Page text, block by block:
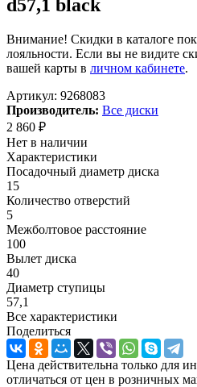
d57,1 black
Внимание! Скидки в каталоге
лояльности. Если вы не видите
вашей карты в личном кабинете.
Артикул: 9268083
Производитель: Все диски
2 860 ₽
Нет в наличии
Характеристики
Посадочный диаметр диска
15
Количество отверстий
5
Межболтовое расстояние
100
Вылет диска
40
Диаметр ступицы
57,1
Все характеристики
Поделиться
Цена действительна только для
отличаться от цен в розничных